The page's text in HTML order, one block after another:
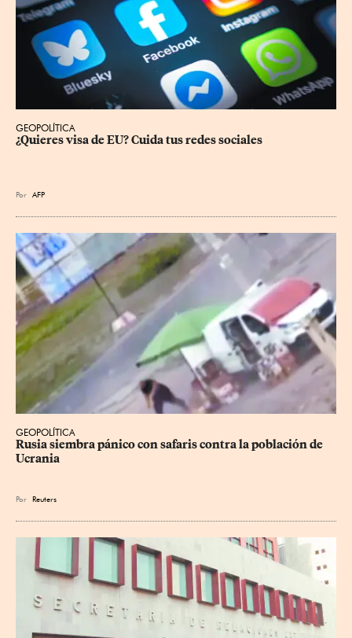
GEOPOLÍTICA
¿Quieres visa de EU? Cuida tus redes sociales
Por AFP
GEOPOLÍTICA
Rusia siembra pánico con safaris contra la población de
Ucrania
Por Reuters